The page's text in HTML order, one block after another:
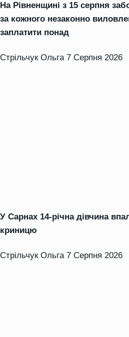
На Рівненщині з 15 серпня
за кожного незаконно
заплатити понад
Стрільчук Ольга 7 Серпня 2026
У Сарнах 14-річна дівчина
криницю
Стрільчук Ольга 7 Серпня 2026